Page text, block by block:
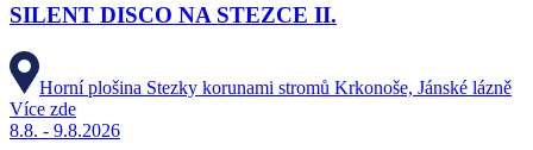
SILENT DISCO NA STEZCE II.
Horní plošina Stezky korunami stromů Krkonoše, Jánské lázně
Více zde
8.8. - 9.8.2026